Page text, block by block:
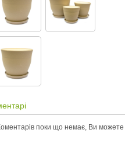
поки що немає, Ви можете